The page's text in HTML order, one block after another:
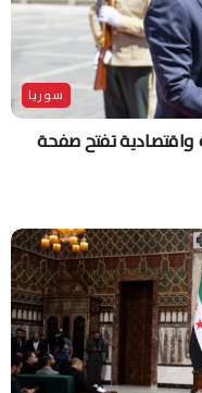
سوريا
واقتصادية تفتح صفحة